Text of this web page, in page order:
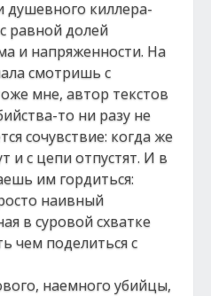
душевного киллера-
равной долей
и напряженности. На
смотришь с
мне, автор текстов
то ни разу не
сочувствие: когда же
и с цепи отпустят. И в
им гордиться:
наивный
в суровой схватке
чем поделиться с
наемного убийцы,